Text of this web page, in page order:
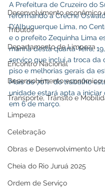
Desenvolvimento econômico
Tributos
Departamento de Limpeza
Encontro Nacional
Desenvolvimento econômico
Transporte, Trânsito e
Limpeza
Celebração
Obras e Desenvolvimento
Cheia do Rio Juruá 2025
Ordem de Serviço
A Prefeitura de Cruzeiro do
reformando a Creche
D'Albuquerque Lima, no
e o prefeito Zequinha Lima
manhã desta quarta-feira,
serviço que inclui a troca da
piso e melhorias gerais da
Mais de 70%  do trabalho
unidade estará apta a iniciar
em 6 de março.